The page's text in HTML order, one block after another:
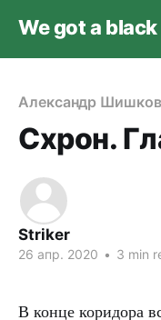
We got a
Александр
Схрон.
Striker
26 апр. 2020 • 3 min
В конце коридора